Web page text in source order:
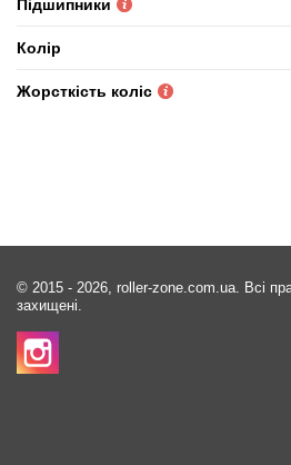
Підшипники
Колір
Жорсткість коліс
© 2015 - 2026, roller-zone.com.ua. Всі
захищені.